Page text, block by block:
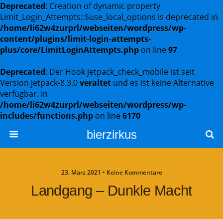
Deprecated: Creation of dynamic property
Limit_Login_Attempts::$use_local_options is deprecated in
/home/li62w4zurprl/webseiten/wordpress/wp-
content/plugins/limit-login-attempts-
plus/core/LimitLoginAttempts.php on line97
Deprecated: Der Hook jetpack_check_mobile ist seit
Version jetpack-8.3.0veraltet und es ist keine Alternative
verfügbar. in
/home/li62w4zurprl/webseiten/wordpress/wp-
includes/functions.php on line6170
bierzirkus
23. März 2021 • Keine Kommentare
Landgang – Dunkle Macht